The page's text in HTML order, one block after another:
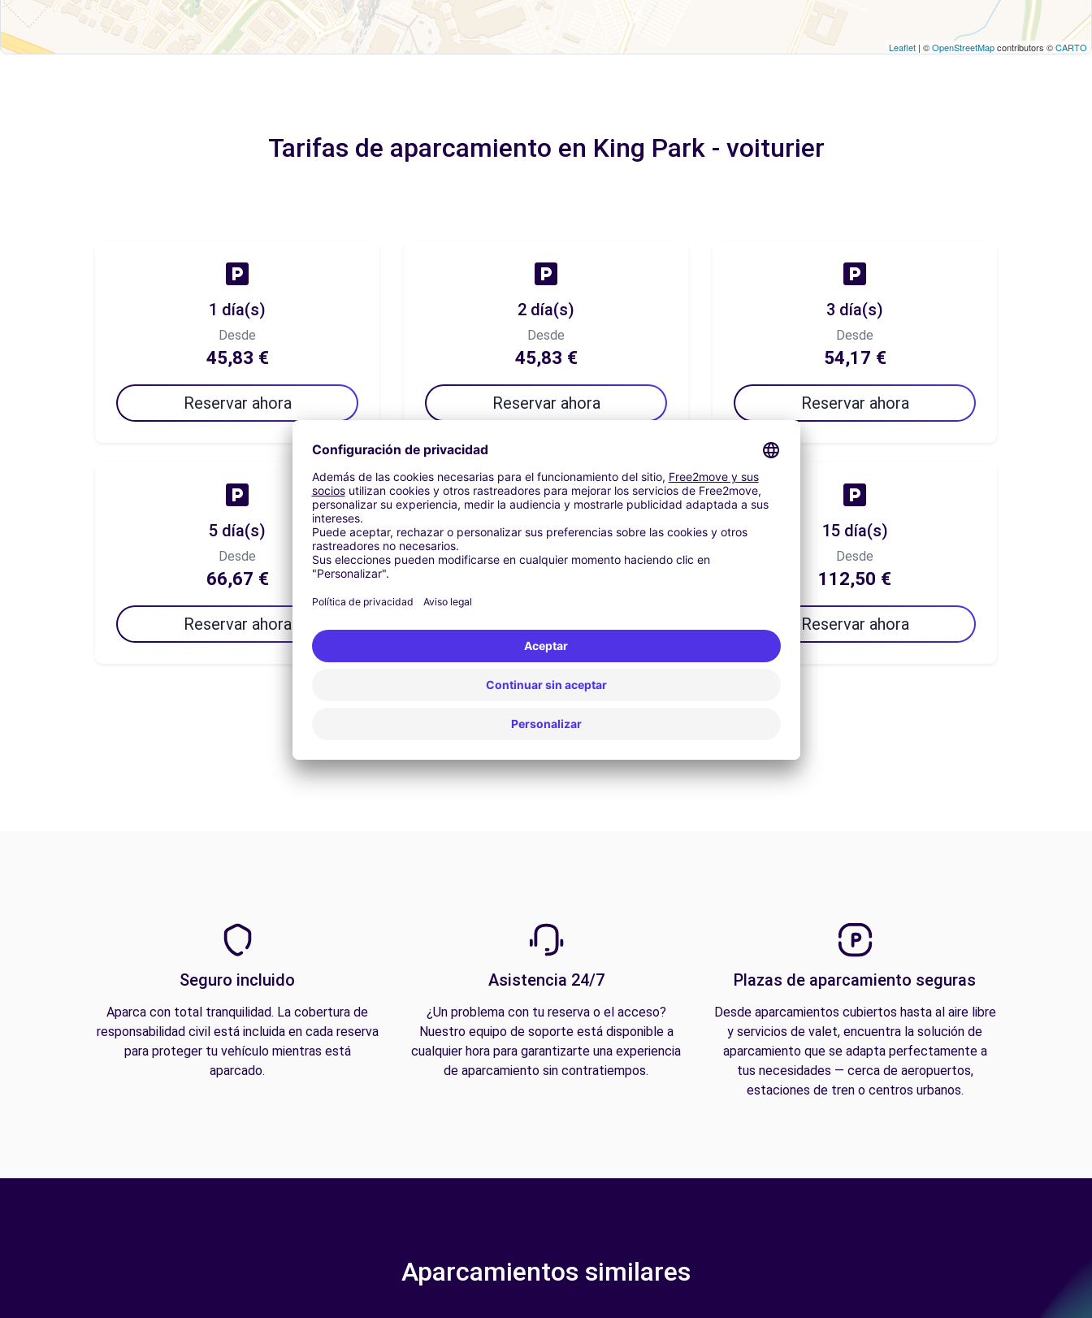
Leaflet | ©OpenStreetMapcontributors ©CARTO
Tarifas de aparcamiento en King Park - voiturier
1 día(s)
Desde
45,83 €
Reservar ahora
2 día(s)
Desde
45,83 €
Reservar ahora
3 día(s)
Desde
54,17 €
Reservar ahora
5 día(s)
Desde
66,67 €
Reservar ahora
7 día(s)
Desde
15 día(s)
Desde
112,50 €
Reservar ahora
Seguro incluido
Aparca con total tranquilidad. La cobertura de
responsabilidad civil está incluida en cada reserva
para proteger tu vehículo mientras está
aparcado.
Asistencia 24/7
¿Un problema con tu reserva o el acceso?
Nuestro equipo de soporte está disponible a
cualquier hora para garantizarte una experiencia
de aparcamiento sin contratiempos.
Plazas de aparcamiento seguras
Desde aparcamientos cubiertos hasta al aire libre
y servicios de valet, encuentra la solución de
aparcamiento que se adapta perfectamente a
tus necesidades — cerca de aeropuertos,
estaciones de tren o centros urbanos.
Aparcamientos similares